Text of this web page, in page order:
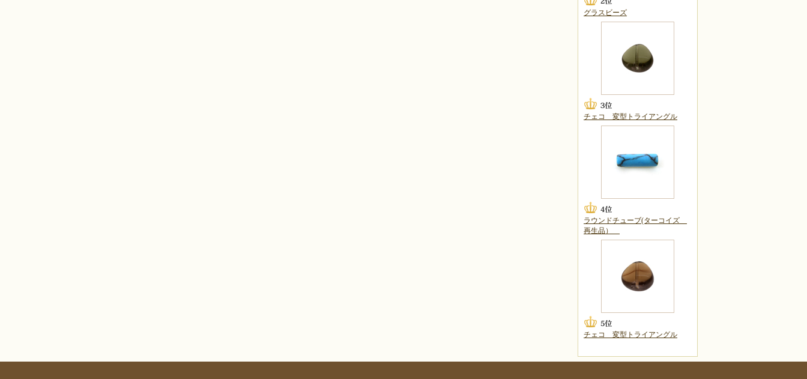
グラスビーズ
チェコ 変型トライアングル
ラウンドチューブ(ターコイズ
再生品）
チェコ 変型トライアングル